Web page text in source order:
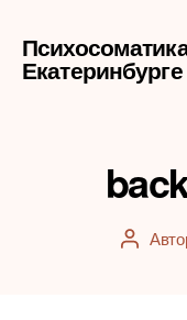
Екатеринбурге
Автор